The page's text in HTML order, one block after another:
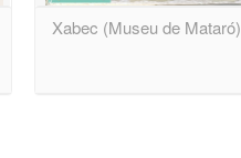
Xabec (Museu de Mataró)